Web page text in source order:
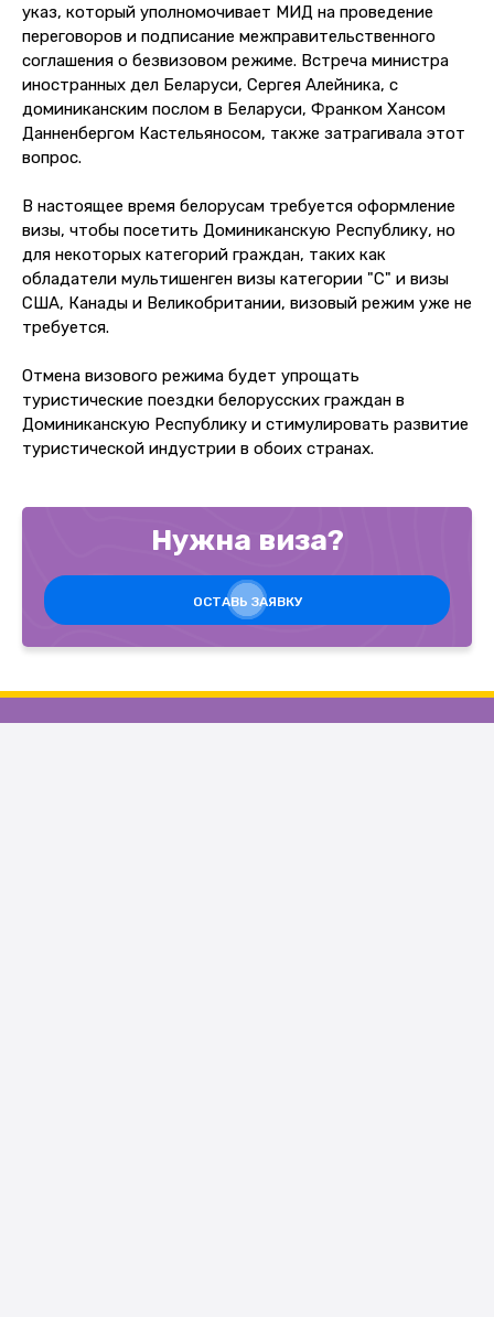
указ, который уполномочивает МИД на проведение
переговоров и подписание межправительственного
соглашения о безвизовом режиме. Встреча министра
иностранных дел Беларуси, Сергея Алейника, с
доминиканским послом в Беларуси, Франком Хансом
Данненбергом Кастельяносом, также затрагивала этот
вопрос.
В настоящее время белорусам требуется оформление
визы, чтобы посетить Доминиканскую Республику, но
для некоторых категорий граждан, таких как
обладатели мультишенген визы категории "С" и визы
США, Канады и Великобритании, визовый режим уже не
требуется.
Отмена визового режима будет упрощать
туристические поездки белорусских граждан в
Доминиканскую Республику и стимулировать развитие
туристической индустрии в обоих странах.
Нужна виза?
ОСТАВЬ ЗАЯВКУ